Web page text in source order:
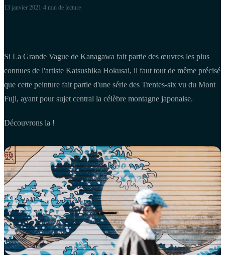
13 janvier 2021 4 min de lecture
Si La Grande Vague de Kanagawa fait partie des œuvres les plus
connues de l'artiste Katsushika Hokusai, il faut tout de même précisé
que cette peinture fait partie d'une série des Trentes-six vu du Mont
Fuji, ayant pour sujet central la célèbre montagne japonaise.
Découvrons la !